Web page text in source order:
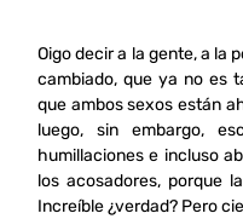
Oigo decir a la gente, a la
cambiado, que ya no es
que ambos sexos están
luego, sin embargo,
humillaciones e incluso
los acosadores, porque
Increíble ¿verdad? Pero